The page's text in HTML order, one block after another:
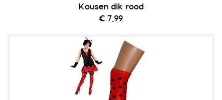
Kousen dik rood
€ 7,99